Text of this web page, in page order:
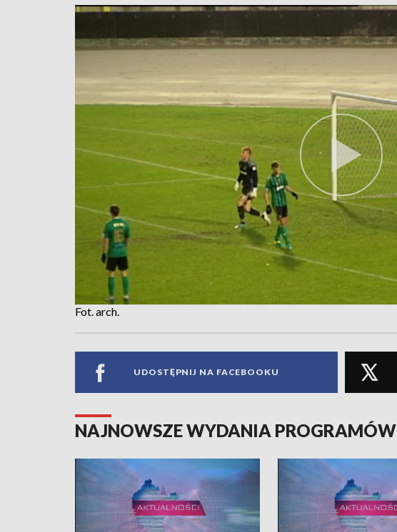
Fot. arch.
UDOSTĘPNIJ NA FACEBOOKU
NAJNOWSZE WYDANIA PROGRAMÓW